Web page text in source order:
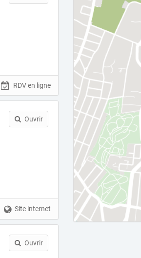
RDV en ligne
Ouvrir
Site internet
Ouvrir